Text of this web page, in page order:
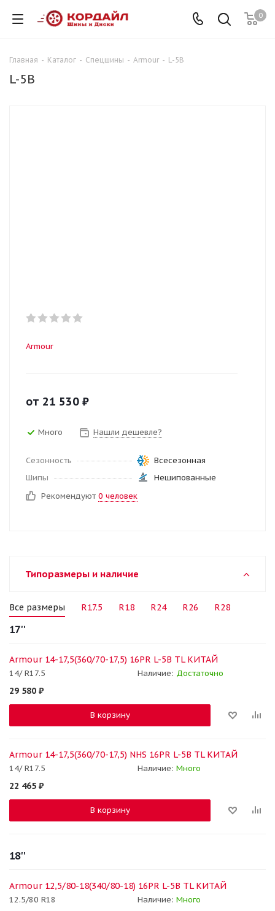
0
Главная - Каталог - Спецшины - Armour - L-5B
L-5B
Armour
от 21 530 ₽
Много Нашли дешевле?
Сезонность
Всесезонная
Шипы
Нешипованные
Рекомендуют 0 человек
Типоразмеры и наличие
Все размеры R17.5 R18 R24 R26 R28
17''
Armour 14-17,5(360/70-17,5) 16PR L-5B TL КИТАЙ
14/ R17.5 Наличие: Достаточно
29 580 ₽
В корзину
Armour 14-17,5(360/70-17,5) NHS 16PR L-5B TL КИТАЙ
14/ R17.5 Наличие: Много
22 465 ₽
В корзину
18''
Armour 12,5/80-18(340/80-18) 16PR L-5B TL КИТАЙ
12.5/80 R18 Наличие: Много